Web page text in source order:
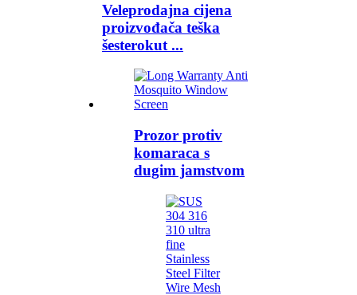
Veleprodajna cijena
proizvođača teška
šesterokut ...
Prozor protiv
komaraca s
dugim jamstvom